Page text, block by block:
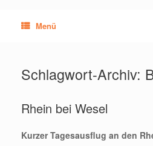
Menü
Schlagwort-Archiv:
Rhein bei Wesel
Kurzer Tagesausflug an den